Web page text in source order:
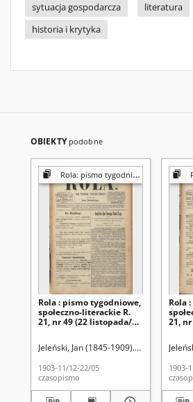
sytuacja gospodarcza
literatura
historia i krytyka
OBIEKTY podobne
Rola: pismo tygodniowe [poświęcone sprawom społecznym, ekonomicznym i literackim]
Rola : pismo tygodniowe,
społeczno-literackie R.
21, nr 49 (22 listopada/5
Jeleński, Jan (1845-1909). Red.
1903-11/12-22/05
czasopismo
Rola
21,
1903-